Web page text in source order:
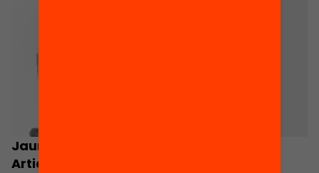
Jaume Funes
Artiaga